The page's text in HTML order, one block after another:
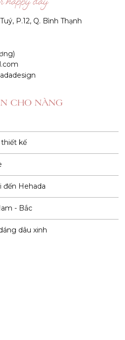
day”
P.12, Q. Bình Thạnh
CHO NÀNG
thiết kế
đến Hehada
- Bắc
dâu xinh